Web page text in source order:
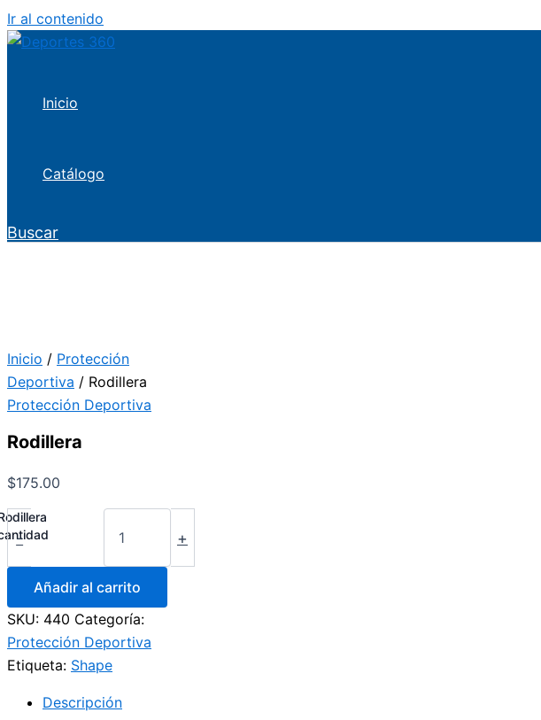
Ir al contenido
Inicio
Catálogo
Buscar
Inicio / Protección
Deportiva / Rodillera
Protección Deportiva
Rodillera
$175.00
- +
Añadir al carrito
SKU: 440 Categoría:
Protección Deportiva
Etiqueta: Shape
Descripción